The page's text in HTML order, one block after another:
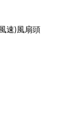
速)風扇頭